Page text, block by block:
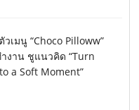
วเมนู “Choco Pilloww”
งาน ชูแนวคิด “Turn
a Soft Moment”